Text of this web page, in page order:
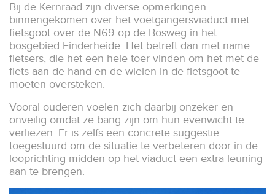
Bij de Kernraad zijn diverse opmerkingen
binnengekomen over het voetgangersviaduct met
fietsgoot over de N69 op de Bosweg in het
bosgebied Einderheide. Het betreft dan met name
fietsers, die het een hele toer vinden om het met de
fiets aan de hand en de wielen in de fietsgoot te
moeten oversteken.
Vooral ouderen voelen zich daarbij onzeker en
onveilig omdat ze bang zijn om hun evenwicht te
verliezen. Er is zelfs een concrete suggestie
toegestuurd om de situatie te verbeteren door in de
looprichting midden op het viaduct een extra leuning
aan te brengen.